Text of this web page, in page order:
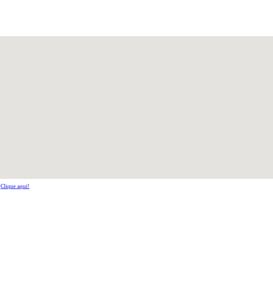
Clique aqui!